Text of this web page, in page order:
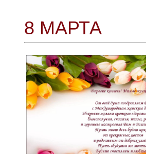
8 МАРТА